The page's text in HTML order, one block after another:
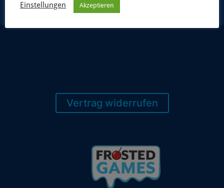
Vertrag widerrufen
Einstellungen Akzeptieren